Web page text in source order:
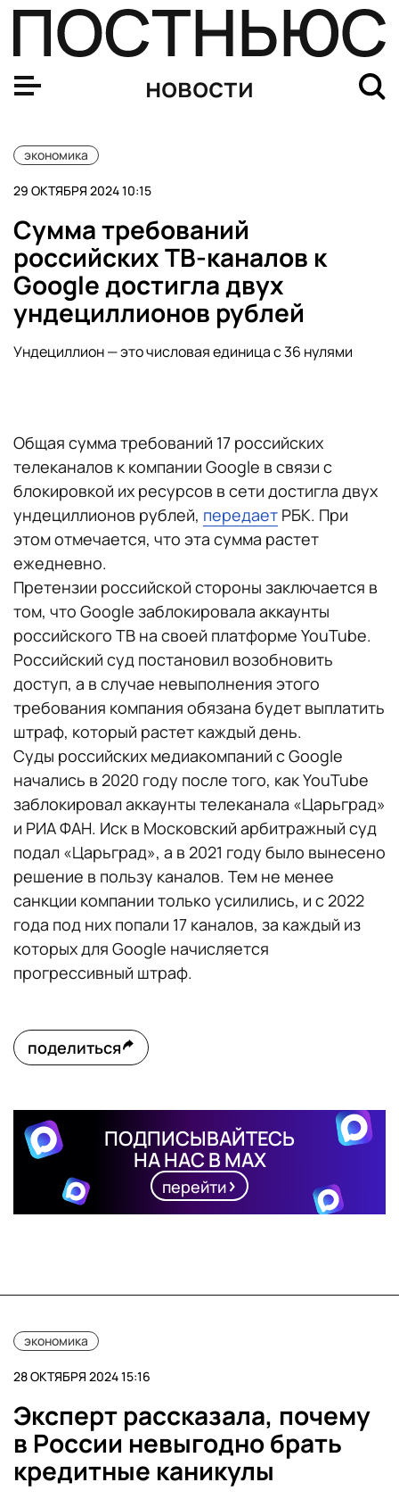
новости
экономика
29 ОКТЯБРЯ 2024 10:15
Сумма требований
российских ТВ-каналов к
Google достигла двух
ундециллионов рублей
Ундециллион — это числовая единица с 36 нулями
Общая сумма требований 17 российских
телеканалов к компании Google в связи с
блокировкой их ресурсов в сети достигла двух
ундециллионов рублей, передает РБК. При
этом отмечается, что эта сумма растет
ежедневно.
Претензии российской стороны заключается в
том, что Google заблокировала аккаунты
российского ТВ на своей платформе YouTube.
Российский суд постановил возобновить
доступ, а в случае невыполнения этого
требования компания обязана будет выплатить
штраф, который растет каждый день.
Суды российских медиакомпаний с Google
начались в 2020 году после того, как YouTube
заблокировал аккаунты телеканала «Царьград»
и РИА ФАН. Иск в Московский арбитражный суд
подал «Царьград», а в 2021 году было вынесено
решение в пользу каналов. Тем не менее
санкции компании только усилились, и с 2022
года под них попали 17 каналов, за каждый из
которых для Google начисляется
прогрессивный штраф.
поделиться
ПОДПИСЫВАЙТЕСЬ
НА НАС В MAX
перейти
экономика
28 ОКТЯБРЯ 2024 15:16
Эксперт рассказала, почему
в России невыгодно брать
кредитные каникулы
Финансисты: поднятие ключевой ставки замедлит